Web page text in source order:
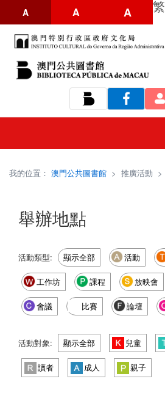
A A A 繁
我的位置： 澳門公共圖書館 > 推廣活動 >
舉辦地點
活動類型: 顯示全部 活動
工作坊 課程 放映會
會議 比賽 論壇
活動對象: 顯示全部 兒童
讀者 成人 親子